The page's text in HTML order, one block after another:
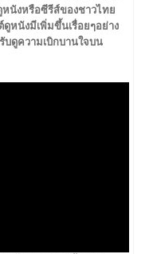
นังหรือซีรีส์ของชาวไทย
ดูหนังมีเพิ่มขึ้นเรื่อยๆอย่าง
บดูความเบิกบานใจบน